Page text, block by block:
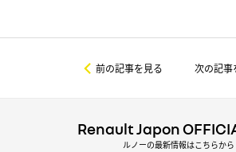
前の記事を見る 次の記事
Renault Japon
ルノーの最新情報はこちらから